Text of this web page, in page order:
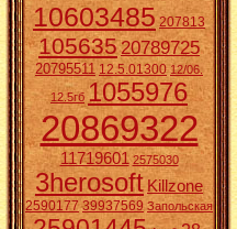
10603485 207813
10563520789725
20795511 12.5.01300 12/06.
12.5гб 1055976
20869322
11719601 2575030
3herosoft Killzone
2590177 39937569 Запольская